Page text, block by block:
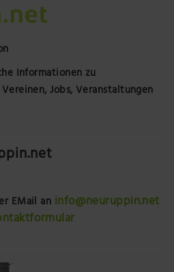
Informationen zu
Jobs, Veranstaltungen
EMail an info@neuruppin.net